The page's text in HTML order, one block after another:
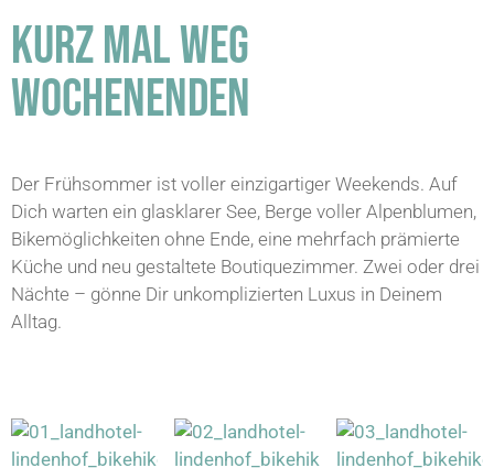
SKITOURENWEEKENDS
KURZ MAL WEG
WOCHENENDEN
Der Frühsommer ist voller einzigartiger Weekends. Auf
Dich warten ein glasklarer See, Berge voller Alpenblumen,
Bikemöglichkeiten ohne Ende, eine mehrfach prämierte
Küche und neu gestaltete Boutiquezimmer. Zwei oder drei
Nächte – gönne Dir unkomplizierten Luxus in Deinem
Alltag.